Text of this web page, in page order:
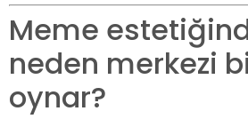
Meme
neden merkezi
oynar?